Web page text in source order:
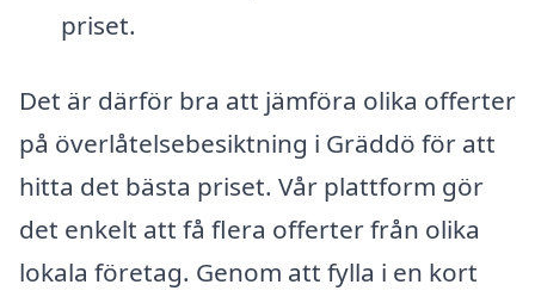
priset.
Det är därför bra att jämföra olika offerter
på överlåtelsebesiktning i Gräddö för att
hitta det bästa priset. Vår plattform gör
det enkelt att få flera offerter från olika
lokala företag. Genom att fylla i en kort